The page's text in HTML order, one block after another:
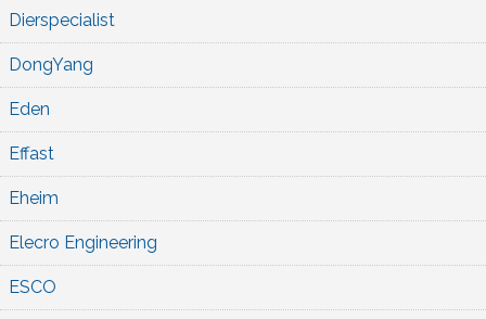
Dierspecialist
DongYang
Eden
Effast
Eheim
Elecro Engineering
ESCO